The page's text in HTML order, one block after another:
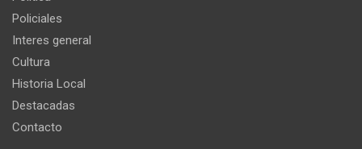
Policiales
Interes general
Cultura
Historia Local
Destacadas
Contacto